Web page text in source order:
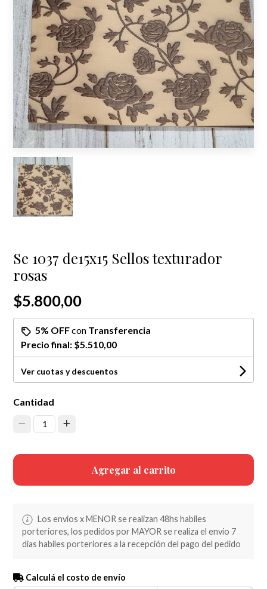
Se 1037 de15x15 Sellos texturador
rosas
$5.800,00
5% OFFcon Transferencia
Precio final: $5.510,00
Ver cuotas y descuentos
Cantidad
1
Agregar al carrito
Los envios x MENOR se realizan 48hs habiles
porteriores, los pedidos por MAYOR se realiza el envio 7
dias habiles porteriores a la recepción del pago del pedido
Calculá el costo de envío